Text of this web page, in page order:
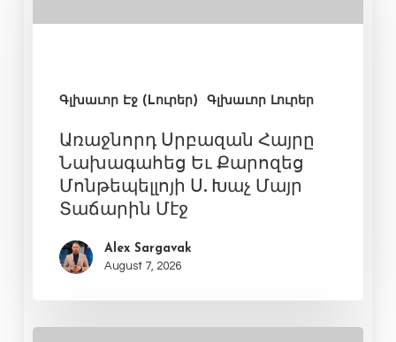
Գլխաւոր Էջ (Lուրեր) Գլխաւոր Լուրեր
Առաջնորդ Սրբազան Հայրը
Նախագահեց Եւ Քարոզեց
Մոնթեպելլոյի Ս. Խաչ Մայր
Տաճարին Մէջ
Alex Sargavak
August 7, 2026